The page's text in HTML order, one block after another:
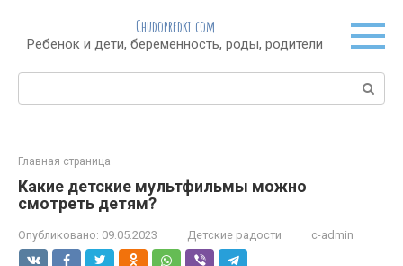
контенту
Chudopredki.com
Ребенок и дети, беременность, роды, родители
Поиск:
Главная страница
Какие детские мультфильмы можно
смотреть детям?
Опубликовано: 09.05.2023 Детские радости c-admin